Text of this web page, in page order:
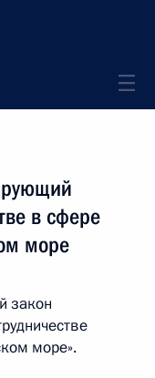
в сфере
море
закон
море».